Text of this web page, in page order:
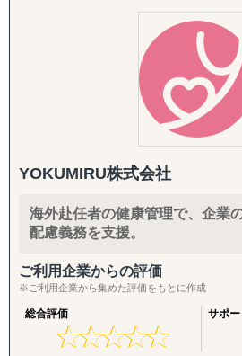
↳ 会社設立（登記・銀行口座）
↳ 不動産探索（オフィス・倉庫・店
↳ 店舗開業パッケージ（許認可・内
↳ 人材採用支援（現地スタッフ採用
------------------------------------
食品・化粧品の米国販売に不可欠な
録・成分レビュー・英語ラベル診
ト代行・全般コンサルティングま
入代行、現地倉庫・物流オペレー
を代行・伴走します。
5. 戦略パートナーとしての伴走
社内に海外事業の専門人材がいな
の壁打ち相手」として、継続的に併
し、責任を持って成果にコミット
入口から拡大までをつなぐパッケー
【海外進出パッケージ（ライト）】
海外展開の「最初の一歩」として、
査・現地規制調査・初期戦略設計・
でを短期集中で実施。方向性を明
つなげます。
② 現地市場で不足する機能を補完
＆立て直しを伴走型で支援するプ
③ アジア圏での「デジタル」ビジ
価、戦略構築から事業立ち上げま
ランスフォーメーションに係るトー
④ 市場環境変動に即した手触り感
る海外市場調査＆参入戦略構築
⑤ アジア特有の中小案件M&A案件
⑥ 既存サプライチェーン体制の分
び、直接材＆間接材の調達コスト削
す。自分たちが行った大量なトラ
の海外販売ノウハウがございます。
海外販売からスタートするケース
をさせていただきながら、国内へ
とが多く、現在のお取引先様は、【
【国内の課題】のハイブリット支援
一言でいうと弊社は日本を含む、世
て丸投げし、背中を預けることがで
■海外 / 国内 Amazon支援
用、海外向けクリエイティブ、商品
務、Amazon内ブランドページ制作
送、国内配送、FBA納品、通関、
YOKUMIRU株式会社
海外赴任者の健康管理で、企業
配慮義務を支援。
ご利用企業からの評価
※ご利用企業から集めた評価をもとに作成
総合評価
★★★★★
★★★★★
サポ